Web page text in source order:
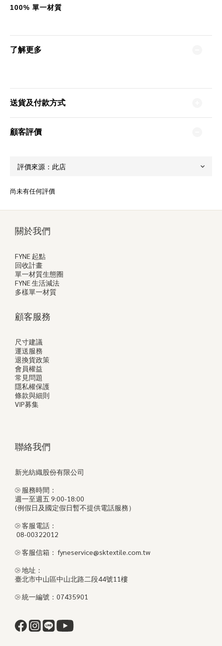
100% 單一材質
了解更多
送貨及付款方式
顧客評價
尚未有任何評價
關於我們
FYNE 起點
回收計畫
單一材質生態圈
FYNE 生活減法
多樣單一材質
顧客服務
尺寸建議
運送服務
退換貨政策
會員權益
常見問題
隱私權保護
條款與細則
VIP募集
聯絡我們
新光紡織股份有限公司
⧁ 服務時間：
週一至週五 9:00-18:00
(例假日及國定假日暫不提供電話服務）
⧁ 客服電話：
08-00322012
⧁ 客服信箱： fyneservice@sktextile.com.tw
⧁ 地址：
臺北市中山區中山北路二段44號11樓
⧁ 統一編號：07435901